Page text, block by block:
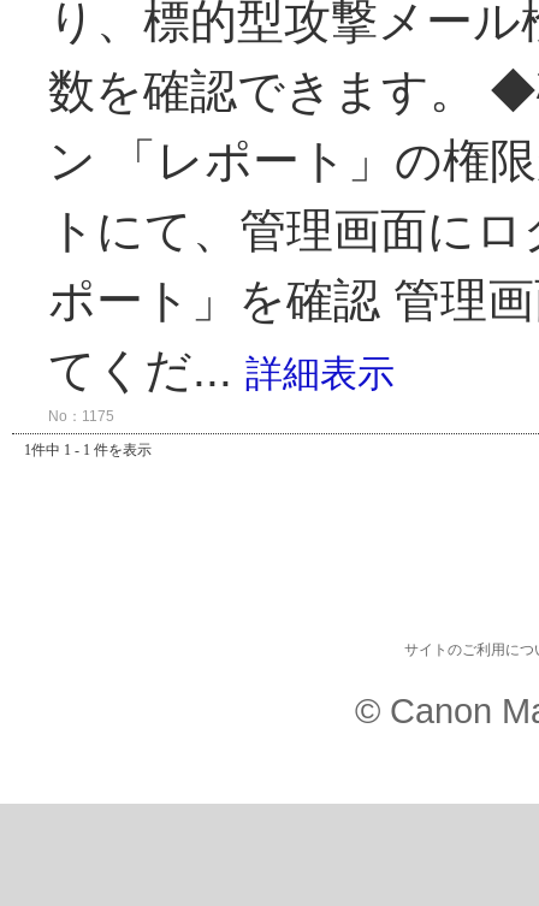
り、標的型攻撃メー
数を確認できます。
ン 「レポート」の権
トにて、管理画面に
ポート」を確認 管理
てくだ... 詳細表示
No：1175
1件中 1 - 1 件を表示
サイトのご利用につ
© Canon